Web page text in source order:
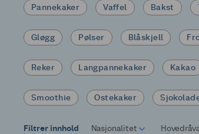
Pannekaker Vaffel Bakst
Gløgg Pølser Blåskjell
Reker Langpannekaker Kakao
Smoothie Ostekaker
Filtrer innhold Nasjonalitet